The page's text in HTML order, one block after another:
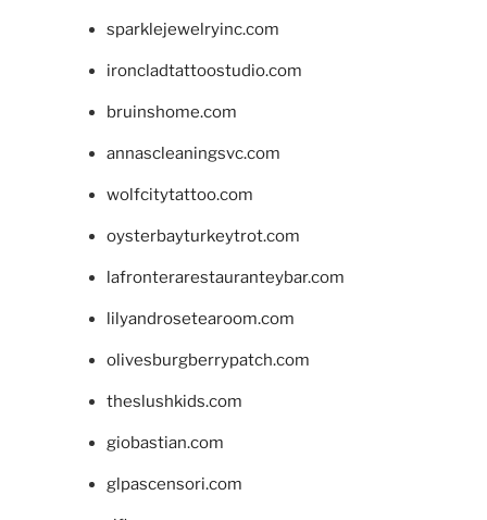
sparklejewelryinc.com
ironcladtattoostudio.com
bruinshome.com
annascleaningsvc.com
wolfcitytattoo.com
oysterbayturkeytrot.com
lafronterarestauranteybar.com
lilyandrosetearoom.com
olivesburgberrypatch.com
theslushkids.com
giobastian.com
glpascensori.com